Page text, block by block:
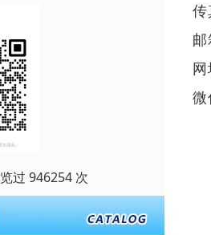
过 946254 次